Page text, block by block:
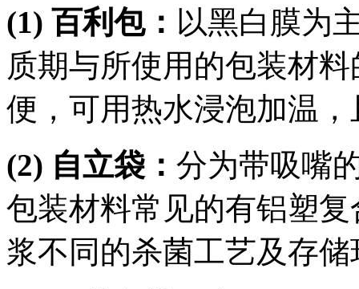
(1) 百利包： 以黑白膜为
质期与所使用的包装材
便，可用热水浸泡加温
(2) 自立袋： 分为带吸嘴
包装材料常见的有铝塑
浆不同的杀菌工艺及存